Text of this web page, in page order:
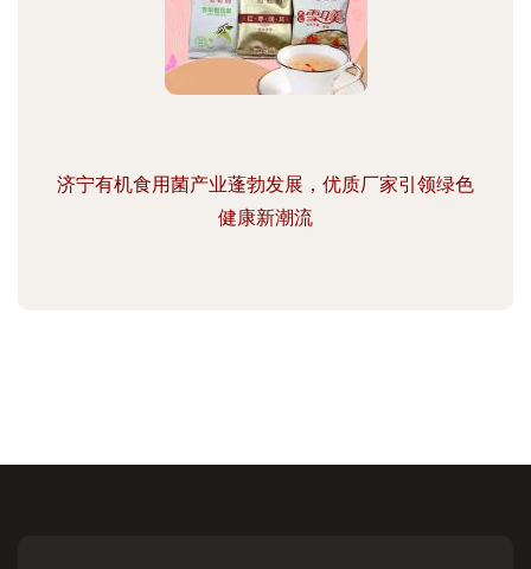
济宁有机食用菌产业蓬勃发展，优质厂家引领绿色
健康新潮流